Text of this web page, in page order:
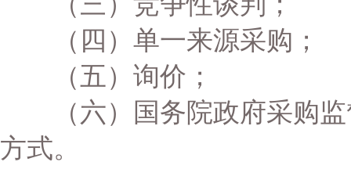
（四）单一来源采购；
（五）询价；
（六）国务院政府采购监
方式。